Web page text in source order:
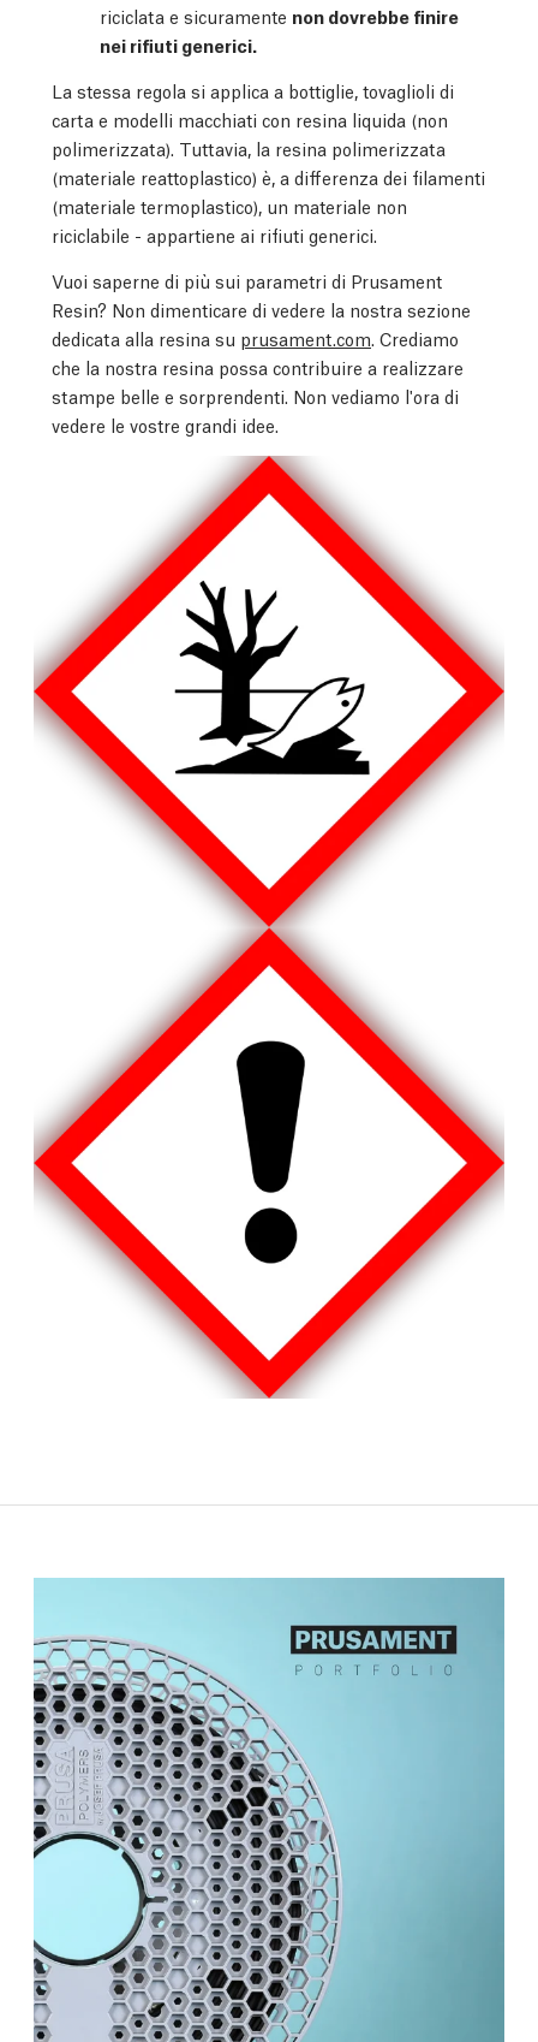
riciclata e sicuramente non dovrebbe finire
nei rifiuti generici.
La stessa regola si applica a bottiglie, tovaglioli di
carta e modelli macchiati con resina liquida (non
polimerizzata). Tuttavia, la resina polimerizzata
(materiale reattoplastico) è, a differenza dei filamenti
(materiale termoplastico), un materiale non
riciclabile - appartiene ai rifiuti generici.
Vuoi saperne di più sui parametri di Prusament
Resin? Non dimenticare di vedere la nostra sezione
dedicata alla resina su prusament.com . Crediamo
che la nostra resina possa contribuire a realizzare
stampe belle e sorprendenti. Non vediamo l'ora di
vedere le vostre grandi idee.